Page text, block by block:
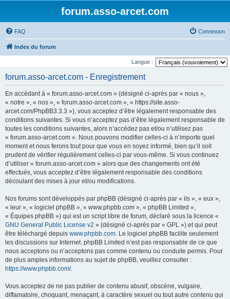
forum.asso-arcet.com
FAQ Connexion
Index du forum
Langue :
forum.asso-arcet.com - Enregistrement
En accédant à « forum.asso-arcet.com » (désigné ci-après par « nous »,
« notre », « nos », « forum.asso-arcet.com », « https://site.asso-
arcet.com/PhpBB3.3.3 »), vous acceptez d’être légalement responsable des
conditions suivantes. Si vous n’acceptez pas d’être légalement responsable de
toutes les conditions suivantes, alors n’accédez pas et/ou n’utilisez pas
« forum.asso-arcet.com ». Nous pouvons modifier celles-ci à n’importe quel
moment et nous ferons tout pour que vous en soyez informé, bien qu’il soit
prudent de vérifier régulièrement celles-ci par vous-même. Si vous continuez
d’utiliser « forum.asso-arcet.com » alors que des changements ont été
effectués, vous acceptez d’être légalement responsable des conditions
découlant des mises à jour et/ou modifications.
Nos forums sont développés par phpBB (désigné ci-après par « ils », « eux »,
« leur », « logiciel phpBB », « www.phpbb.com », « phpBB Limited »,
« Équipes phpBB ») qui est un script libre de forum, déclaré sous la licence «
GNU General Public License v2 » (désigné ci-après par « GPL ») et qui peut
être téléchargé depuis www.phpbb.com. Le logiciel phpBB facilite seulement
les discussions sur Internet. phpBB Limited n’est pas responsable de ce que
nous acceptons ou n’acceptons pas comme contenu ou conduite permis. Pour
de plus amples informations au sujet de phpBB, veuillez consulter :
https://www.phpbb.com/.
Vous acceptez de ne pas publier de contenu abusif, obscène, vulgaire,
diffamatoire, choquant, menaçant, à caractère sexuel ou tout autre contenu qui